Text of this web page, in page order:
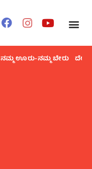
ನಮ್ಮ ಊರು-ನಮ್ಮ ಬೇರು ದೇಶ